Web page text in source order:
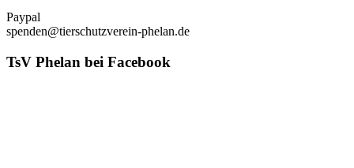
Paypal
spenden@tierschutzverein-phelan.de
TsV Phelan bei Facebook